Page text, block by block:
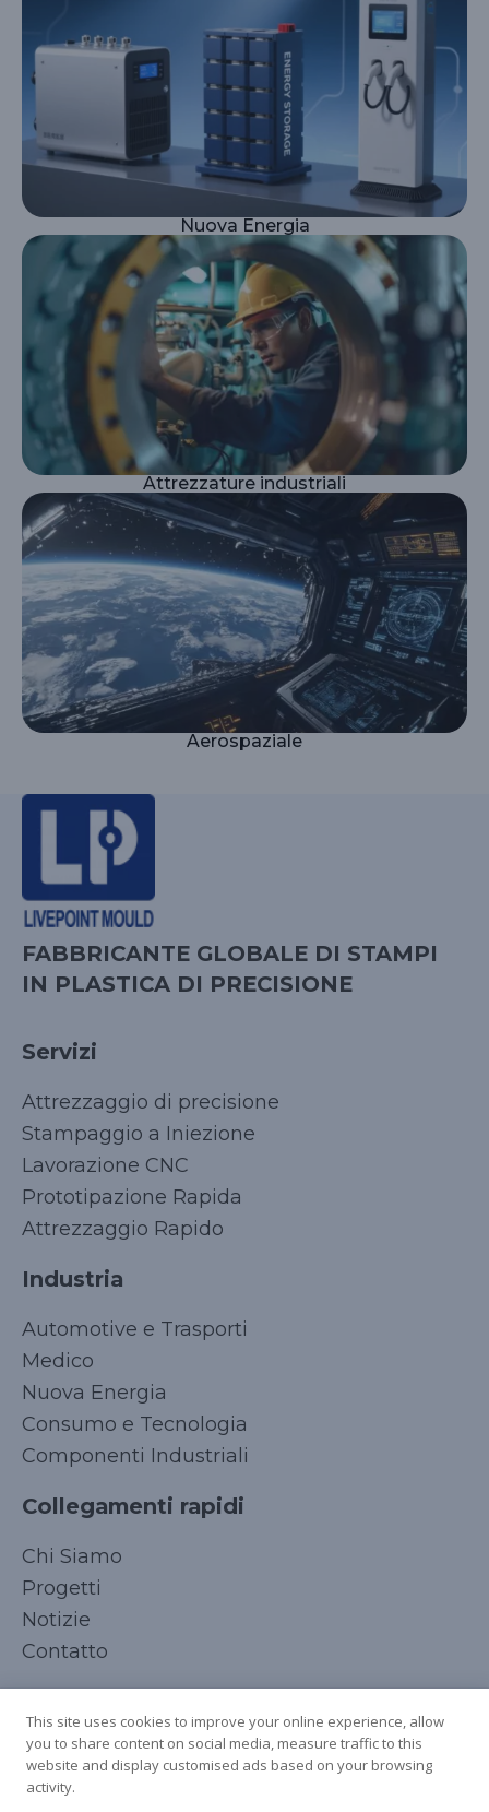
Nuova Energia
Attrezzature industriali
Aerospaziale
FABBRICANTE GLOBALE DI STAMPI
IN PLASTICA DI PRECISIONE
Servizi
Attrezzaggio di precisione
Stampaggio a Iniezione
Lavorazione CNC
Prototipazione Rapida
Attrezzaggio Rapido
Industria
Automotive e Trasporti
Medico
Nuova Energia
Consumo e Tecnologia
Componenti Industriali
Collegamenti rapidi
Chi Siamo
Progetti
Notizie
Contatto
German
This site uses cookies to improve your online experience, allow
you to share content on social media, measure traffic to this
website and display customised ads based on your browsing
activity.